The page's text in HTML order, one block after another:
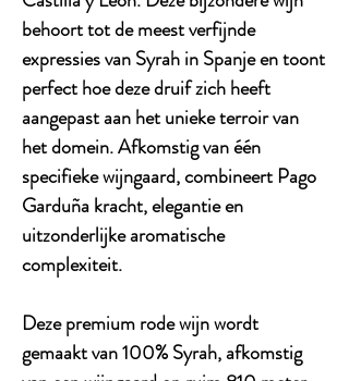
behoort tot de meest verfijnde
expressies van Syrah in Spanje en toont
perfect hoe deze druif zich heeft
aangepast aan het unieke terroir van
het domein. Afkomstig van één
specifieke wijngaard, combineert Pago
Garduña kracht, elegantie en
uitzonderlijke aromatische
complexiteit.
Deze premium rode wijn wordt
gemaakt van100% Syrah, afkomstig